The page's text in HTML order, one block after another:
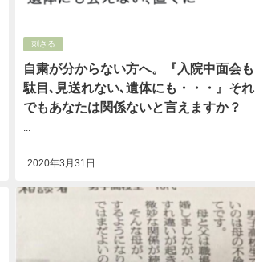
刺さる
自粛が分からない方へ。『入院中面会も
駄目､見送れない､遺体にも・・・』それ
でもあなたは関係ないと言えますか？
2020年3月31日